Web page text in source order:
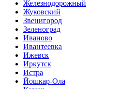
Железнодорожный
Жуковский
Звенигород
Зеленоград
Иваново
Ивантеевка
Ижевск
Иркутск
Истра
Йошкар-Ола